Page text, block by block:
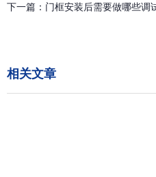
下一篇： 门框安装后需要做哪些调
相关文章